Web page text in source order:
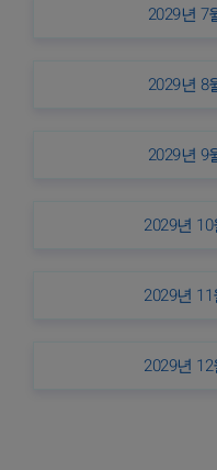
2029년 7
2029년 8
2029년 9
2029년
2029년
2029년